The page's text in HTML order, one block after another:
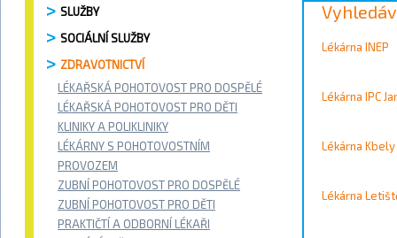
SLUŽBY
SOCIÁLNÍ SLUŽBY
ZDRAVOTNICTVÍ
LÉKAŘSKÁ POHOTOVOST PRO DOSPĚLÉ
LÉKAŘSKÁ POHOTOVOST PRO DĚTI
KLINIKY A POLIKLINIKY
LÉKÁRNY S POHOTOVOSTNÍM
PROVOZEM
ZUBNÍ POHOTOVOST PRO DOSPĚLÉ
ZUBNÍ POHOTOVOST PRO DĚTI
PRAKTIČTÍ A ODBORNÍ LÉKAŘI
Vyhledat
Kontakty
Město
Lékárna INEP
Lékárna IPC
Lékárna Kbely
Lékárna